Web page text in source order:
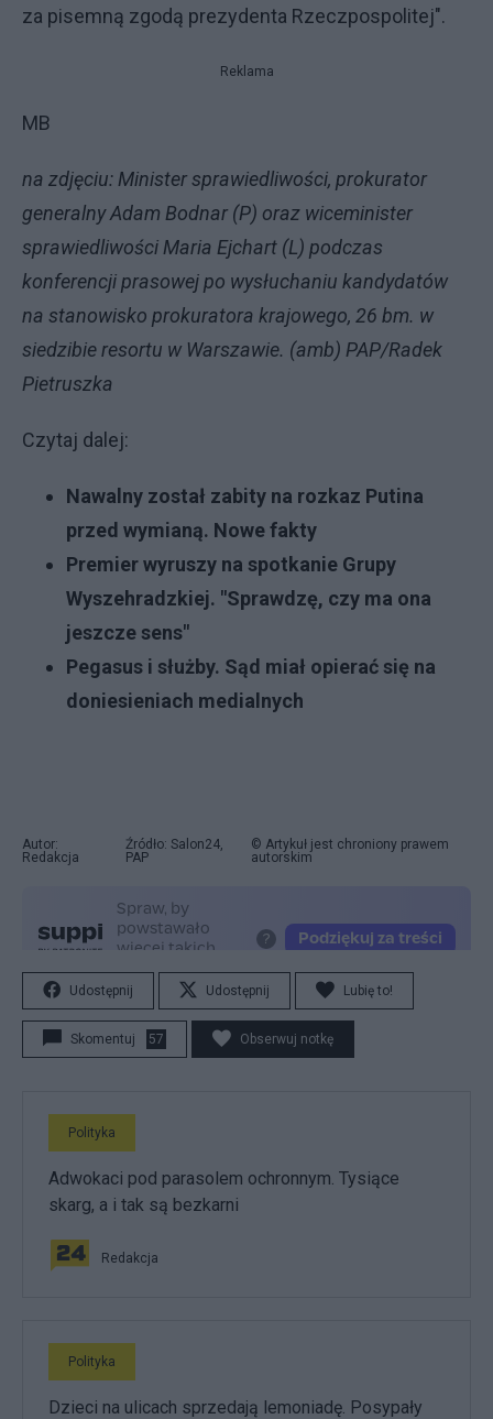
za pisemną zgodą prezydenta Rzeczpospolitej".
Reklama
MB
na zdjęciu: Minister sprawiedliwości, prokurator
generalny Adam Bodnar (P) oraz wiceminister
sprawiedliwości Maria Ejchart (L) podczas
konferencji prasowej po wysłuchaniu kandydatów
na stanowisko prokuratora krajowego, 26 bm. w
siedzibie resortu w Warszawie. (amb) PAP/Radek
Pietruszka
Czytaj dalej:
Nawalny został zabity na rozkaz Putina
przed wymianą. Nowe fakty
Premier wyruszy na spotkanie Grupy
Wyszehradzkiej. "Sprawdzę, czy ma ona
jeszcze sens"
Pegasus i służby. Sąd miał opierać się na
doniesieniach medialnych
Autor:
Redakcja
Źródło: Salon24,
PAP
© Artykuł jest chroniony prawem
autorskim
Udostępnij Udostępnij Lubię to!
Skomentuj 57 Obserwuj notkę
Polityka
Adwokaci pod parasolem ochronnym. Tysiące
skarg, a i tak są bezkarni
Redakcja
Polityka
Dzieci na ulicach sprzedają lemoniadę. Posypały